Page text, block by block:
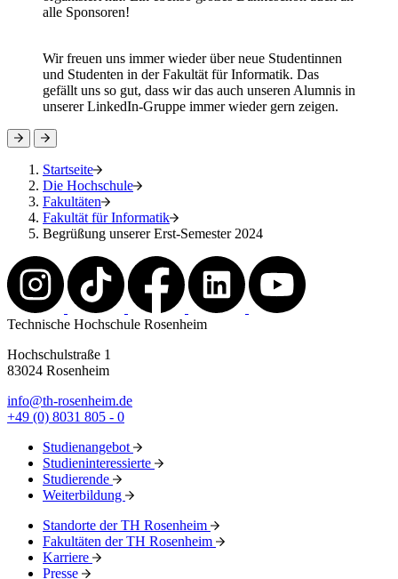
alle Sponsoren!
Wir freuen uns immer wieder über neue Studentinnen
und Studenten in der Fakultät für Informatik. Das
gefällt uns so gut, dass wir das auch unseren Alumnis in
unserer LinkedIn-Gruppe immer wieder gern zeigen.
Startseite
Die Hochschule
Fakultäten
Fakultät für Informatik
Begrüßung unserer Erst-Semester 2024
Technische Hochschule Rosenheim
Hochschulstraße 1
83024 Rosenheim
info@th-rosenheim.de
+49 (0) 8031 805 - 0
Studienangebot
Studieninteressierte
Studierende
Weiterbildung
Standorte der TH Rosenheim
Fakultäten der TH Rosenheim
Karriere
Presse